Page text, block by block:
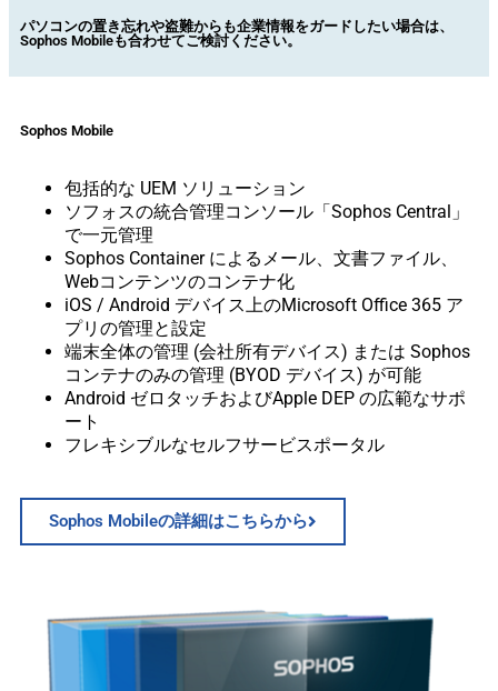
パソコンの置き忘れや盗難からも企業情報をガードしたい場合は、
Sophos Mobileも合わせてご検討ください。
Sophos Mobile
包括的な UEM ソリューション
ソフォスの統合管理コンソール「Sophos Central」
で一元管理
Sophos Container によるメール、文書ファイル、
Webコンテンツのコンテナ化
iOS / Android デバイス上のMicrosoft Office 365 ア
プリの管理と設定
端末全体の管理 (会社所有デバイス) または Sophos
コンテナのみの管理 (BYOD デバイス) が可能
Android ゼロタッチおよびApple DEP の広範なサポ
ート
フレキシブルなセルフサービスポータル
Sophos Mobileの詳細はこちらから